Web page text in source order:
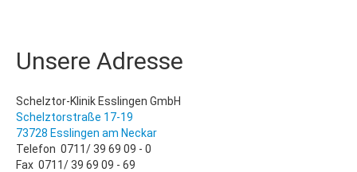
Unsere Adresse
Schelztor-Klinik Esslingen GmbH
Schelztorstraße 17-19
73728 Esslingen am Neckar
Telefon 0711/ 39 69 09 - 0
Fax 0711/ 39 69 09 - 69